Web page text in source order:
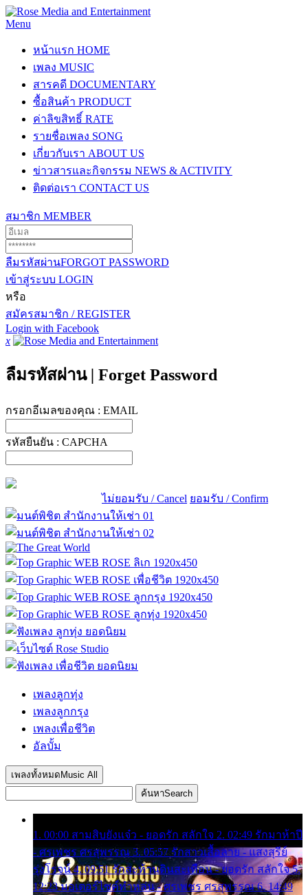
Menu
หน้าแรก HOME
เพลง MUSIC
สารคดี DOCUMENTARY
ซื้อสินค้า PRODUCT
ค่าลิขสิทธิ์ RATE
รายชื่อเพลง SONG
เกี่ยวกับเรา ABOUT US
ข่าวสารและกิจกรรม NEWS & ACTIVITY
ติดต่อเรา CONTACT US
สมาชิก MEMBER
ลืมรหัสผ่านFORGOT PASSWORD
เข้าสู่ระบบ LOGIN
หรือ
สมัครสมาชิก / REGISTER
Login with Facebook
x
ลืมรหัสผ่าน | Forget Password
กรอกอีเมลของคุณ : EMAIL
รหัสยืนยัน : CAPCHA
ไม่ยอมรับ / Cancel ยอมรับ / Confirm
เพลงลูกทุ่ง
เพลงลูกกรุง
เพลงเพื่อชีวิต
อัลบั้ม
เพลงทั้งหมด Music All
ค้นหาSearch
1. 00:00 สามสิบยังแจ๋ว - ยอดรัก สลักใจ 2. 02:49 รักมาห้าปี
- ศรเพชร ศรสุพรรณ 3. 05:57 รักสาวเสื้อลาย - แสงสุรีย์
รุ่งโรจน์ 4. 09:51 รักสะท้านดินสะเทือน - ยอดรัก สลักใจ 5.
12:23 มอเตอร์ไซค์ทำหล่น - ศรเพชร ศรสุพรรณ 6. 14:49